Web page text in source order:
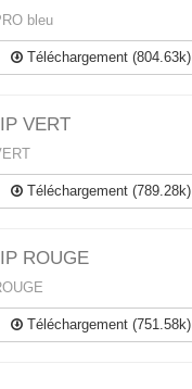
bleu
Téléchargement (804.63k)
VERT
Téléchargement (789.28k)
ROUGE
Téléchargement (751.58k)